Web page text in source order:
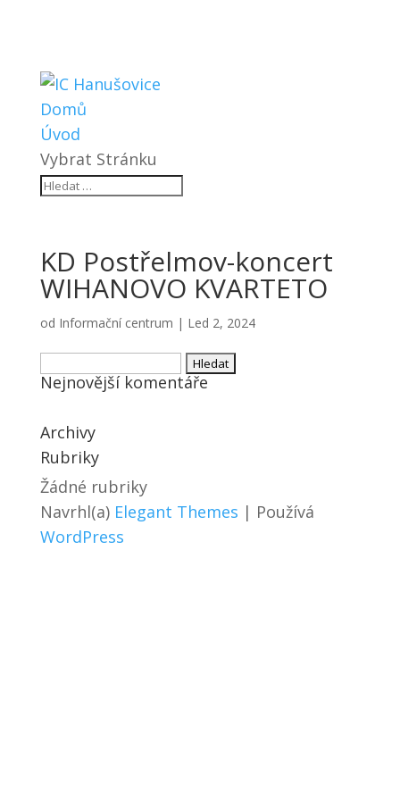
Domů
Úvod
Vybrat Stránku
KD Postřelmov-koncert
WIHANOVO KVARTETO
od Informační centrum | Led 2, 2024
Vyhledávání
Nejnovější komentáře
Archivy
Rubriky
Žádné rubriky
Navrhl(a) Elegant Themes | Používá
WordPress